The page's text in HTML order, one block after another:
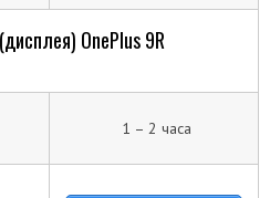
OnePlus 9R
1 – 2 часа